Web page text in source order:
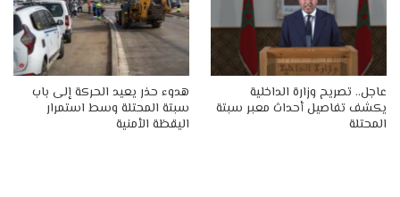
عاجل.. تصريح وزارة الداخلية
يكشف تفاصيل أحداث معبر سبتة
المحتلة
هدوء حذر يعيد الحركة إلى باب
سبتة المحتلة وسط استمرار
اليقظة الأمنية